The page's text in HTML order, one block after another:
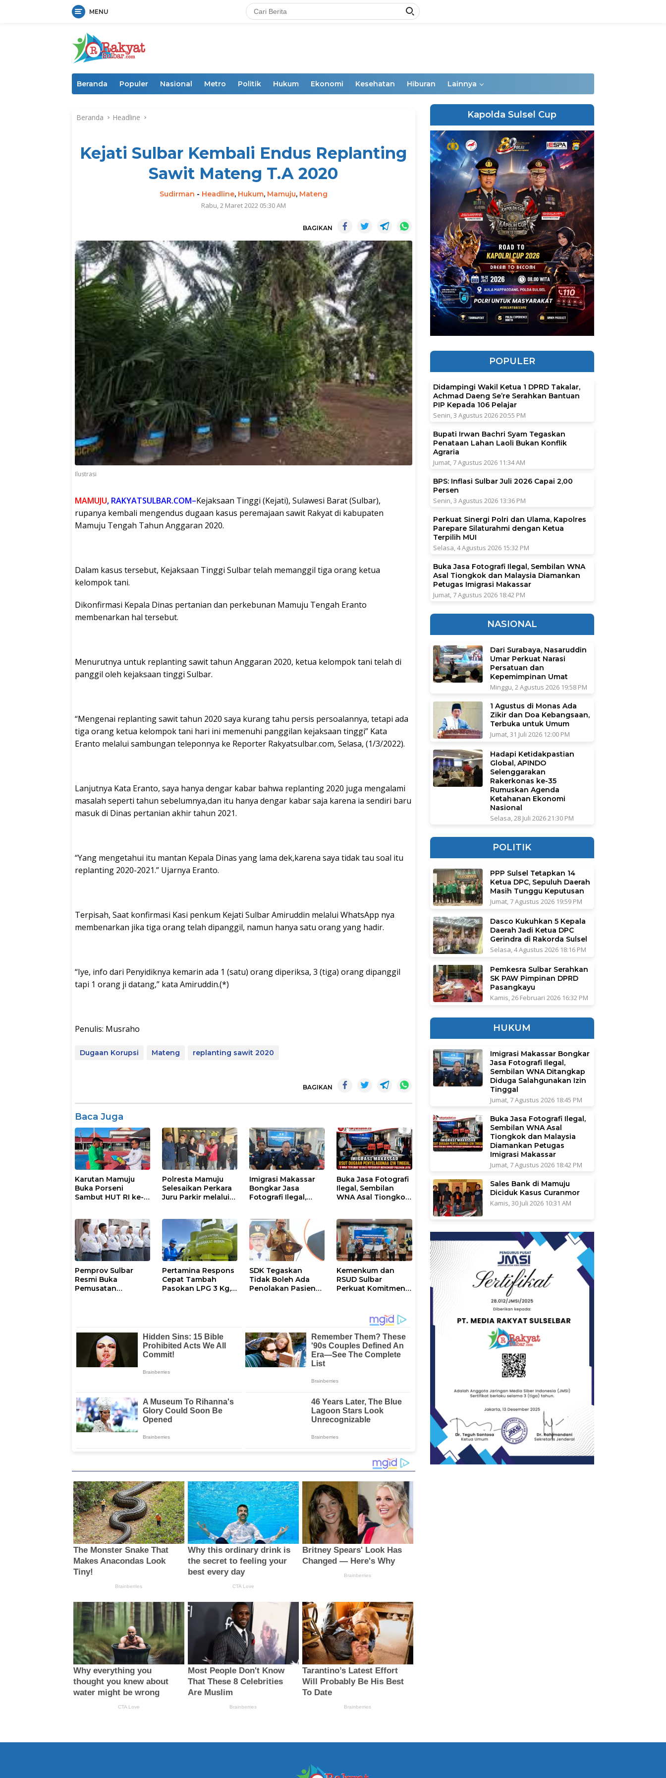
MENU
Beranda Populer Nasional Metro Politik Hukum Ekonomi Kesehatan Hiburan Lainnya
Beranda Headline
Kejati Sulbar Kembali Endus Replanting
Sawit Mateng T.A 2020
Sudirman - Headline, Hukum, Mamuju, Mateng
Rabu, 2 Maret 2022 05:30 AM
BAGIKAN
Ilustrasi
MAMUJU, RAKYATSULBAR.COM–Kejaksaan Tinggi (Kejati), Sulawesi Barat (Sulbar),
rupanya kembali mengendus dugaan kasus peremajaan sawit Rakyat di kabupaten
Mamuju Tengah Tahun Anggaran 2020.
Dalam kasus tersebut, Kejaksaan Tinggi Sulbar telah memanggil tiga orang ketua
kelompok tani.
Dikonfirmasi Kepala Dinas pertanian dan perkebunan Mamuju Tengah Eranto
membenarkan hal tersebut.
Menurutnya untuk replanting sawit tahun Anggaran 2020, ketua kelompok tani telah di
panggil oleh kejaksaan tinggi Sulbar.
“Mengenai replanting sawit tahun 2020 saya kurang tahu persis persoalannya, tetapi ada
tiga orang ketua kelompok tani hari ini memenuhi panggilan kejaksaan tinggi” Kata
Eranto melalui sambungan teleponnya ke Reporter Rakyatsulbar.com, Selasa, (1/3/2022).
Lanjutnya Kata Eranto, saya hanya dengar kabar bahwa replanting 2020 juga mengalami
masalah seperti tahun sebelumnya,dan itu hanya dengar kabar saja karena ia sendiri baru
masuk di Dinas pertanian akhir tahun 2021.
“Yang mengetahui itu mantan Kepala Dinas yang lama dek,karena saya tidak tau soal itu
replanting 2020-2021.” Ujarnya Eranto.
Terpisah, Saat konfirmasi Kasi penkum Kejati Sulbar Amiruddin melalui WhatsApp nya
membenarkan jika tiga orang telah dipanggil, namun hanya satu orang yang hadir.
“Iye, info dari Penyidiknya kemarin ada 1 (satu) orang diperiksa, 3 (tiga) orang dipanggil
tapi 1 orang ji datang,” kata Amiruddin.(*)
Penulis: Musraho
Dugaan Korupsi Mateng replanting sawit 2020
BAGIKAN
Baca Juga
Karutan Mamuju
Buka Porseni
Sambut HUT RI ke-
Polresta Mamuju
Selesaikan Perkara
Juru Parkir melalui
Imigrasi Makassar
Bongkar Jasa
Fotografi Ilegal,
Salahgunakan Izin
Tinggal
Buka Jasa Fotografi
Ilegal, Sembilan
WNA Asal Tiongkok
Imigrasi Makassar
Pemprov Sulbar
Resmi Buka
Pemusatan
Pertamina Respons
Cepat Tambah
Pasokan LPG 3 Kg,
SDK Tegaskan
Tidak Boleh Ada
Penolakan Pasien
Kemenkum dan
RSUD Sulbar
Perkuat Komitmen
Intelektual
Kapolda Sulsel Cup
POPULER
Didampingi Wakil Ketua 1 DPRD Takalar,
Achmad Daeng Se’re Serahkan Bantuan
PIP Kepada 106 Pelajar
Senin, 3 Agustus 2026 20:55 PM
Bupati Irwan Bachri Syam Tegaskan
Penataan Lahan Laoli Bukan Konflik
Agraria
Jumat, 7 Agustus 2026 11:34 AM
BPS: Inflasi Sulbar Juli 2026 Capai 2,00
Persen
Senin, 3 Agustus 2026 13:36 PM
Perkuat Sinergi Polri dan Ulama, Kapolres
Parepare Silaturahmi dengan Ketua
Terpilih MUI
Selasa, 4 Agustus 2026 15:32 PM
Buka Jasa Fotografi Ilegal, Sembilan WNA
Asal Tiongkok dan Malaysia Diamankan
Petugas Imigrasi Makassar
Jumat, 7 Agustus 2026 18:42 PM
NASIONAL
Dari Surabaya, Nasaruddin
Umar Perkuat Narasi
Persatuan dan
Kepemimpinan Umat
Minggu, 2 Agustus 2026 19:58 PM
1 Agustus di Monas Ada
Zikir dan Doa Kebangsaan,
Terbuka untuk Umum
Jumat, 31 Juli 2026 12:00 PM
Hadapi Ketidakpastian
Global, APINDO
Selenggarakan
Rakerkonas ke-35
Rumuskan Agenda
Ketahanan Ekonomi
Nasional
Selasa, 28 Juli 2026 21:30 PM
POLITIK
PPP Sulsel Tetapkan 14
Ketua DPC, Sepuluh Daerah
Masih Tunggu Keputusan
Jumat, 7 Agustus 2026 19:59 PM
Dasco Kukuhkan 5 Kepala
Daerah Jadi Ketua DPC
Gerindra di Rakorda Sulsel
Selasa, 4 Agustus 2026 18:16 PM
Pemkesra Sulbar Serahkan
SK PAW Pimpinan DPRD
Pasangkayu
Kamis, 26 Februari 2026 16:32 PM
HUKUM
Imigrasi Makassar Bongkar
Jasa Fotografi Ilegal,
Sembilan WNA Ditangkap
Diduga Salahgunakan Izin
Tinggal
Jumat, 7 Agustus 2026 18:45 PM
Buka Jasa Fotografi Ilegal,
Sembilan WNA Asal
Tiongkok dan Malaysia
Diamankan Petugas
Imigrasi Makassar
Jumat, 7 Agustus 2026 18:42 PM
Sales Bank di Mamuju
Diciduk Kasus Curanmor
Kamis, 30 Juli 2026 10:31 AM